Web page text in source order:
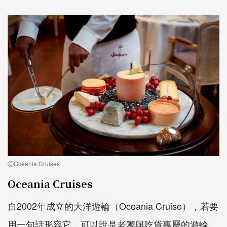
ⒸOceania Cruises
Oceania Cruises
自2002年成立的大洋遊輪（Oceania Cruise），若要
用一句話形容它，可以說是老饕與吃貨專屬的遊輪。